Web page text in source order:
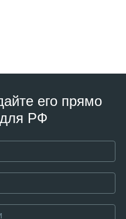
его прямо
РФ